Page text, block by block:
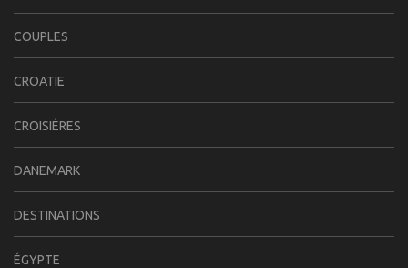
COUPLES
CROATIE
CROISIÈRES
DANEMARK
DESTINATIONS
ÉGYPTE